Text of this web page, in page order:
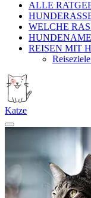
ALLE
WELCHE
REISEN MIT
Katze